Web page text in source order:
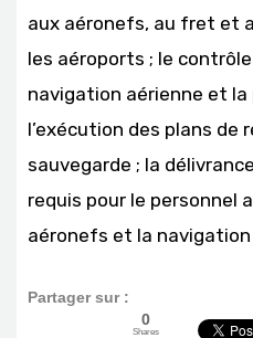
aux aéronefs, au fret et
les aéroports ; le
navigation aérienne et
l’exécution des plans de
sauvegarde ; la
requis pour le personnel
aéronefs et la navigation
Partager sur :
0
Shares